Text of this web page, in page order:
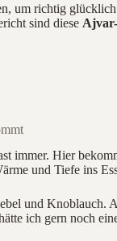
um richtig
sind diese
immer. Hier
und Tiefe ins
und Knoblauch.
ich gern noch